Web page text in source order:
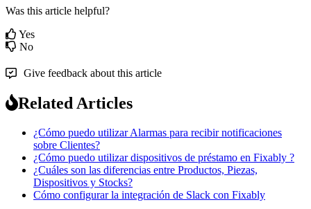
Was this article helpful?
Yes
No
Give feedback about this article
Related Articles
¿Cómo puedo utilizar Alarmas para recibir notificaciones
sobre Clientes?
¿Cómo puedo utilizar dispositivos de préstamo en Fixably ?
¿Cuáles son las diferencias entre Productos, Piezas,
Dispositivos y Stocks?
Cómo configurar la integración de Slack con Fixably